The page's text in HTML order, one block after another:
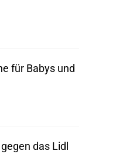
für Babys und
das Lidl